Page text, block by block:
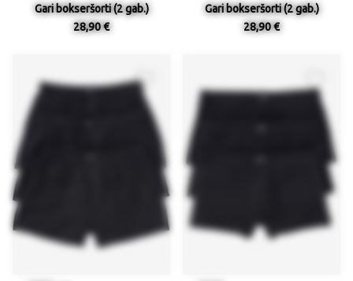
Gari bokseršorti (2 gab.)
28,90 €
Gari bokseršorti (2 gab.)
28,90 €